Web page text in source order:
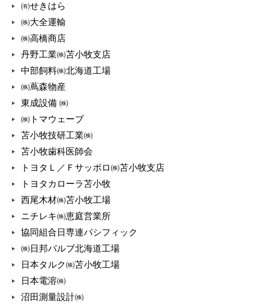
㈲せきはら
㈱大全運輸
㈱高橋商店
丹野工業㈱苫小牧支店
中部飼料㈱北海道工場
㈱蔦森物産
東成設備 ㈱
㈱トマウェーブ
苫小牧技研工業㈱
苫小牧歯科医師会
トヨタＬ／Ｆサッポロ㈱苫小牧支店
トヨタカローラ苫小牧
西尾木材㈱苫小牧工場
ニチレキ㈱恵庭営業所
協同組合日専連パシフィック
㈱日邦バルブ北海道工場
日本タルク㈱苫小牧工場
日本電溶㈱
沼田測量設計㈱